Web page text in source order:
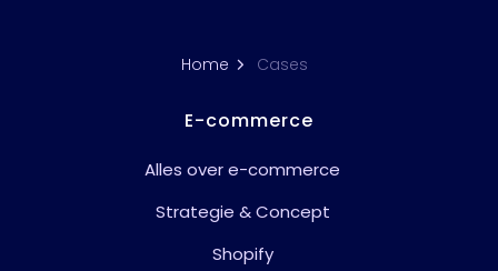
Home Cases
E-commerce
Alles over e-commerce
Strategie & Concept
Shopify